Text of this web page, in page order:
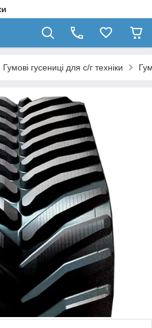
Гумові гусениці для с/г техніки